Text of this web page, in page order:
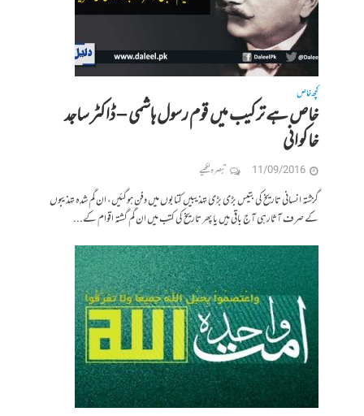
کچھ خاص
خاص ہے ترکیب میں قوم رسول ہاشمی – ڈاکٹر ساجد
خاکوانی
11/09/2016 تبصرہ لکھیے
گزشتہ انسانی تاریخ کی بتیس بڑی بڑی تہذیبیں کتابوں میں دفن ہوگئیں، ان گم شدہ تہذیبوں
کے صرف آثارہی آج باقی ہیں یا پھر تاریخ کی کتب میں ان گم گشتہ اقوام کے...